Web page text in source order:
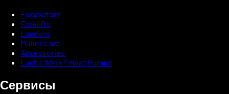
Excavators
Forklifts
Loaders
Müller Care
Accessories
Luchs Werk ® Heat Pumps
Сервисы